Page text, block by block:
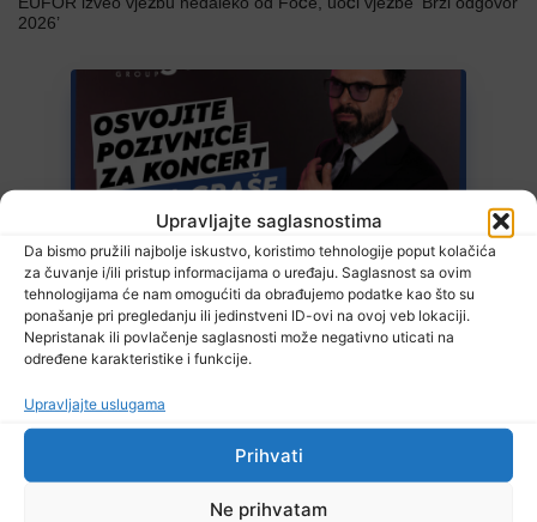
Upravljajte saglasnostima
Da bismo pružili najbolje iskustvo, koristimo tehnologije poput kolačića
za čuvanje i/ili pristup informacijama o uređaju. Saglasnost sa ovim
tehnologijama će nam omogućiti da obrađujemo podatke kao što su
ponašanje pri pregledanju ili jedinstveni ID-ovi na ovoj veb lokaciji.
Nepristanak ili povlačenje saglasnosti može negativno uticati na
određene karakteristike i funkcije.
Upravljajte uslugama
Prihvati
Ne prihvatam
2026’
6 Augusta, 2026
Bingo Group i ove godine otvara vrata VIP događaja građanima:
Osvojite ulaznice za koncert Petra Graše